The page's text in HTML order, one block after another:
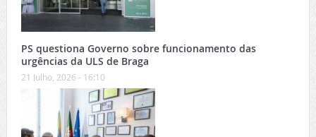
PS questiona Governo sobre funcionamento das
urgências da ULS de Braga
21 Julho, 2026 - 16:10